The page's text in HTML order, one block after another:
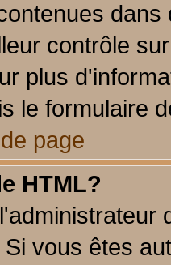
contrôle
plus
le formulaire
page
HTML?
vous êtes